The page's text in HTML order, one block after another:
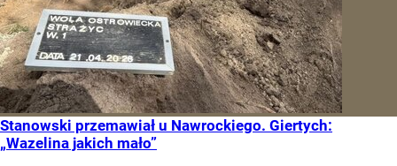
Stanowski przemawiał u Nawrockiego. Giertych:
„Wazelina jakich mało”